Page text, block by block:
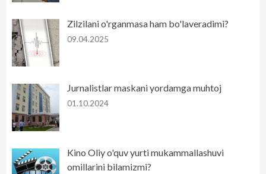
Zilzilani o'rganmasa ham bo'laveradimi?
09.04.2025
Jurnalistlar maskani yordamga muhtoj
01.10.2024
Kino Oliy o'quv yurti mukammallashuvi
omillarini bilamizmi?